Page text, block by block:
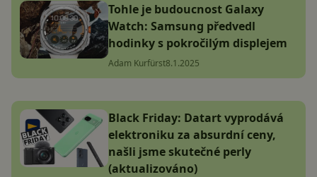
Tohle je budoucnost Galaxy
Watch: Samsung předvedl
hodinky s pokročilým displejem
Adam Kurfürst8.1.2025
Black Friday: Datart vyprodává
elektroniku za absurdní ceny,
našli jsme skutečné perly
(aktualizováno)